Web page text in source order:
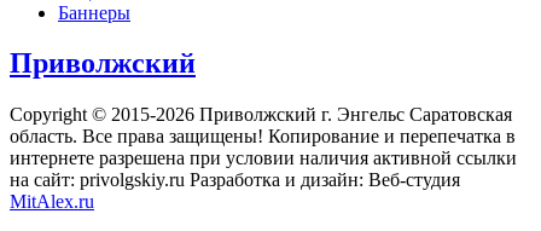
Баннеры
Приволжский
Copyright © 2015-2026 Приволжский г. Энгельс Саратовская
область. Все права защищены! Копирование и перепечатка в
интернете разрешена при условии наличия активной ссылки
на сайт: privolgskiy.ru Разработка и дизайн: Веб-студия
MitAlex.ru